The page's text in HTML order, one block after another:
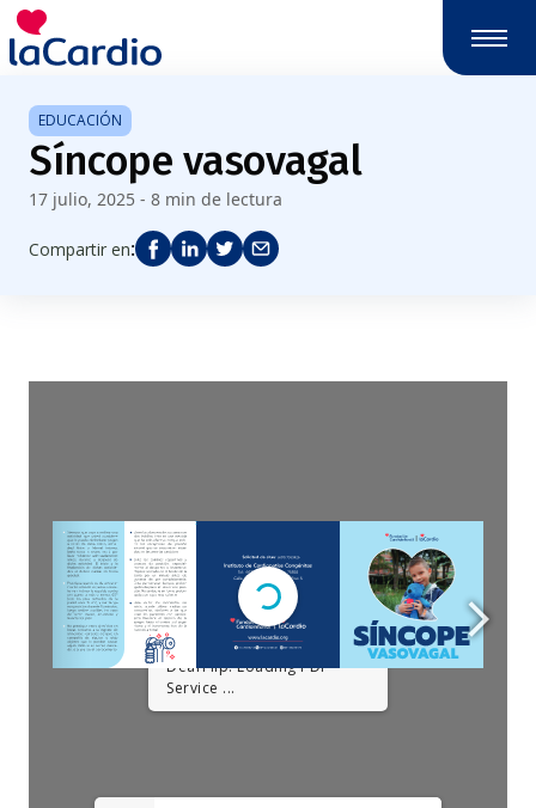
Nota:
este
sitio
web
incluye
sistema
accesibilidad.
EDUCACIÓN
Síncope vasovagal
17 julio, 2025 - 8 min de lectura
Compartir en:
DearFlip: Loading PDF
Service ...